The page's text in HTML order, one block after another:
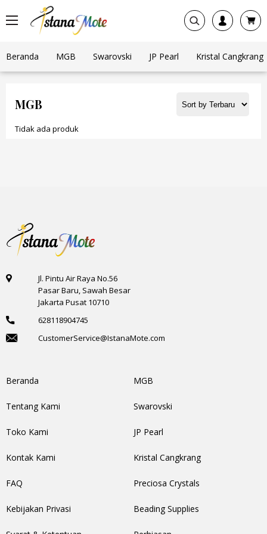
Beranda MGB Swarovski JP Pearl Kristal Cangkrang
MGB
Tidak ada produk
Jl. Pintu Air Raya No.56
Pasar Baru, Sawah Besar
Jakarta Pusat 10710
628118904745
CustomerService@IstanaMote.com
Beranda
Tentang Kami
Toko Kami
Kontak Kami
FAQ
Kebijakan Privasi
MGB
Swarovski
JP Pearl
Kristal Cangkrang
Preciosa Crystals
Beading Supplies